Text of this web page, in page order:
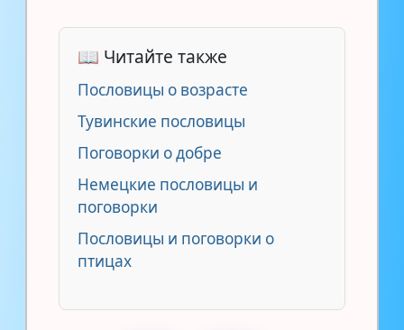
📖 Читайте также
Пословицы о возрасте
Тувинские пословицы
Поговорки о добре
Немецкие пословицы и
поговорки
Пословицы и поговорки о
птицах